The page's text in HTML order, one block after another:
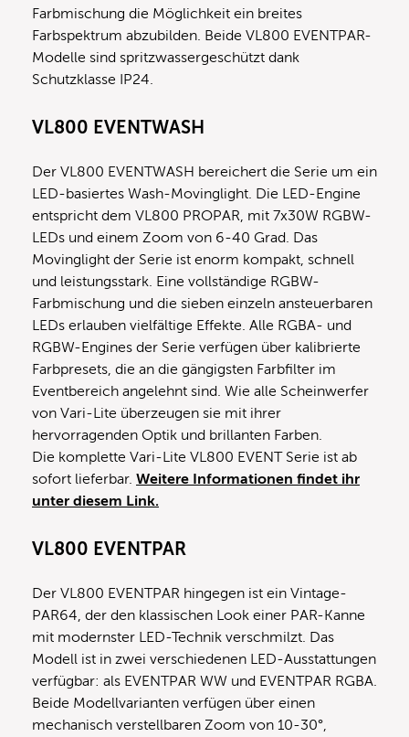
Farbmischung die Möglichkeit ein breites
Farbspektrum abzubilden. Beide VL800 EVENTPAR-
Modelle sind spritzwassergeschützt dank
Schutzklasse IP24.
VL800 EVENTWASH
Der VL800 EVENTWASH bereichert die Serie um ein
LED-basiertes Wash-Movinglight. Die LED-Engine
entspricht dem VL800 PROPAR, mit 7x30W RGBW-
LEDs und einem Zoom von 6-40 Grad. Das
Movinglight der Serie ist enorm kompakt, schnell
und leistungsstark. Eine vollständige RGBW-
Farbmischung und die sieben einzeln ansteuerbaren
LEDs erlauben vielfältige Effekte. Alle RGBA- und
RGBW-Engines der Serie verfügen über kalibrierte
Farbpresets, die an die gängigsten Farbfilter im
Eventbereich angelehnt sind. Wie alle Scheinwerfer
von Vari-Lite überzeugen sie mit ihrer
hervorragenden Optik und brillanten Farben.
Die komplette Vari-Lite VL800 EVENT Serie ist ab
sofort lieferbar. Weitere Informationen findet ihr
unter diesem Link.
VL800 EVENTPAR
Der VL800 EVENTPAR hingegen ist ein Vintage-
PAR64, der den klassischen Look einer PAR-Kanne
mit modernster LED-Technik verschmilzt. Das
Modell ist in zwei verschiedenen LED-Ausstattungen
verfügbar: als EVENTPAR WW und EVENTPAR RGBA.
Beide Modellvarianten verfügen über einen
mechanisch verstellbaren Zoom von 10-30°,